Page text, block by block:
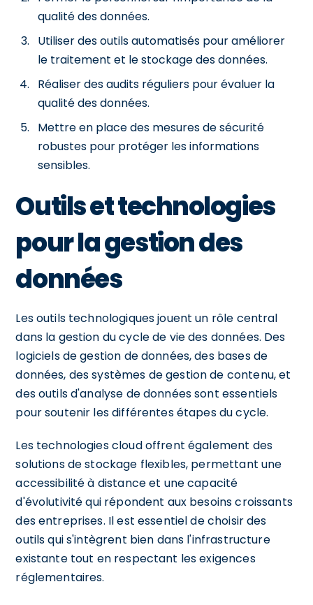
qualité des données.
Utiliser des outils automatisés pour améliorer
le traitement et le stockage des données.
Réaliser des audits réguliers pour évaluer la
qualité des données.
Mettre en place des mesures de sécurité
robustes pour protéger les informations
sensibles.
Outils et technologies
pour la gestion des
données
Les outils technologiques jouent un rôle central
dans la gestion du cycle de vie des données. Des
logiciels de gestion de données, des bases de
données, des systèmes de gestion de contenu, et
des outils d'analyse de données sont essentiels
pour soutenir les différentes étapes du cycle.
Les technologies cloud offrent également des
solutions de stockage flexibles, permettant une
accessibilité à distance et une capacité
d'évolutivité qui répondent aux besoins croissants
des entreprises. Il est essentiel de choisir des
outils qui s'intègrent bien dans l'infrastructure
existante tout en respectant les exigences
réglementaires.